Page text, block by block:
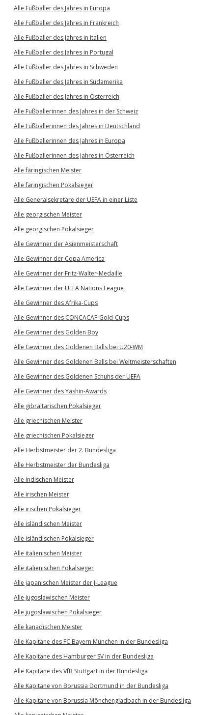
Alle Fußballer des Jahres in Europa
Alle Fußballer des Jahres in Frankreich
Alle Fußballer des Jahres in Italien
Alle Fußballer des Jahres in Portugal
Alle Fußballer des Jahres in Schweden
Alle Fußballer des Jahres in Südamerika
Alle Fußballer des Jahres in Österreich
Alle Fußballerinnen des Jahres in der Schweiz
Alle Fußballerinnen des Jahres in Deutschland
Alle Fußballerinnen des Jahres in Europa
Alle Fußballerinnen des Jahres in Österreich
Alle färingischen Meister
Alle färingischen Pokalsieger
Alle Generalsekretäre der UEFA in einer Liste
Alle georgischen Meister
Alle georgischen Pokalsieger
Alle Gewinner der Asienmeisterschaft
Alle Gewinner der Copa America
Alle Gewinner der Fritz-Walter-Medaille
Alle Gewinner der UEFA Nations League
Alle Gewinner des Afrika-Cups
Alle Gewinner des CONCACAF-Gold-Cups
Alle Gewinner des Golden Boy
Alle Gewinner des Goldenen Balls bei U20-WM
Alle Gewinner des Goldenen Balls bei Weltmeisterschaften
Alle Gewinner des Goldenen Schuhs der UEFA
Alle Gewinner des Yashin-Awards
Alle gibraltarischen Pokalsieger
Alle griechischen Meister
Alle griechischen Pokalsieger
Alle Herbstmeister der 2. Bundesliga
Alle Herbstmeister der Bundesliga
Alle indischen Meister
Alle irischen Meister
Alle irischen Pokalsieger
Alle isländischen Meister
Alle isländischen Pokalsieger
Alle italienischen Meister
Alle italienischen Pokalsieger
Alle japanischen Meister der J-League
Alle jugoslawischen Meister
Alle jugoslawischen Pokalsieger
Alle kanadischen Meister
Alle Kapitäne des FC Bayern München in der Bundesliga
Alle Kapitäne des Hamburger SV in der Bundesliga
Alle Kapitäne des VfB Stuttgart in der Bundesliga
Alle Kapitäne von Borussia Dortmund in der Bundesliga
Alle Kapitäne von Borussia Mönchengladbach in der Bundesliga